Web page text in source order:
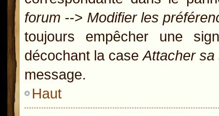
forum --> Modifier les
toujours empêcher une
décochant la caseAttacher sa
message.
Haut